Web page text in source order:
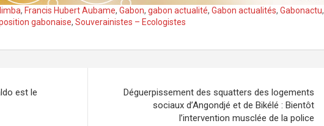
, Francis Hubert Aubame, Gabon, gabon actualité, Gabon actualités, Gabonactu,
gabonaise, Souverainistes – Ecologistes
est le
Déguerpissement des squatters des logements
sociaux d’Angondjé et de Bikélé : Bientôt
l’intervention musclée de la police